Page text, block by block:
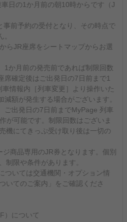
日の1か月前の朝10時からです（J
前予約の受付となり、その時点で
らJR座席をシートマップからお選
か月前の発売前であれば制限回数
席確定後はご出発日の7日前まで1
情報内［列車変更］より操作いた
額が発生する場合がございます。
ご出発日の7日前までMyPage 列車
が可能です。制限回数はございま
機にてきっぷ受け取り後は一切の
商品専用のJR券となります。個別
制限や条件があります。
ついては交通機関・オプション情
いてのご案内」をご確認くださ
）について